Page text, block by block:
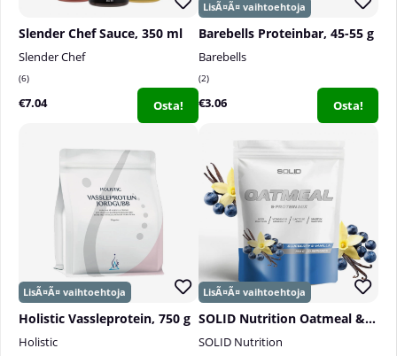
Slender Chef Sauce, 350 ml
Slender Chef
6
€7.04 Osta!
Barebells Proteinbar, 45-55 g
Barebells
2
€3.06 Osta!
Holistic Vassleprotein, 750 g
Holistic
SOLID Nutrition Oatmeal & Protein Mix, 750 g
SOLID Nutrition